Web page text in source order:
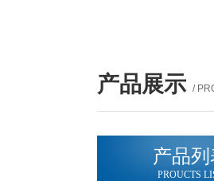
产品展示 /
产品列
PROUCTS